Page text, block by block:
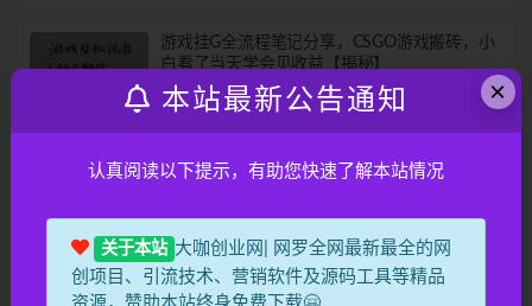
游戏挂G全流程笔记分享，CSGO游戏搬砖，小
白看了当天学会见收益【揭秘】
冒泡网 14 小时前 1 专属
海外游戏全自动搬砖，日入10张，24小时全自
动运行，无需人工值守，绿色稳定！【揭秘】
AI Agent智能体全阶实战课，从原理到实操，手
把手搭建可自动运行的AI Agent
×
本站最新公告通知
认真阅读以下提示，有助您快速了解本站情况
关于本站 大咖创业网| 网罗全网最新最全的网
创项目、引流技术、营销软件及源码工具等精品